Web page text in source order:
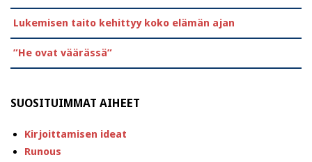
Lukemisen taito kehittyy koko elämän ajan
”He ovat väärässä”
SUOSITUIMMAT AIHEET
Kirjoittamisen ideat
Runous